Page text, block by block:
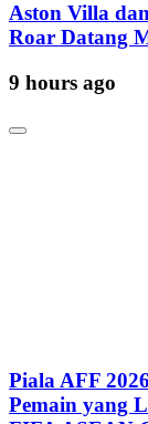
Aston Villa
Roar Datang
9 hours ago
Piala AFF
Pemain yang